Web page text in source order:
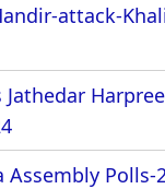
attack-
Jathedar
Assembly Polls-